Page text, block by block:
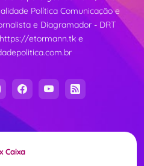
Política Comunicação e
e Diagramador - DRT
https://etormann.tk e
Caixa